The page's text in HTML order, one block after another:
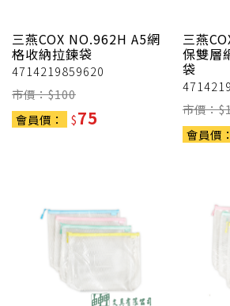
三燕COX NO.962H A5網
格收納拉鍊袋
4714219859620
市價：$100
會員價：
$75
三燕
保雙層
袋
市價：$
會員價：